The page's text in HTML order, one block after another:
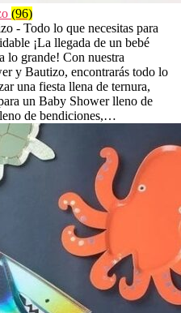
(96)
- Todo lo que necesitas para
¡La llegada de un bebé
lo grande! Con nuestra
y Bautizo, encontrarás todo lo
una fiesta llena de ternura,
un Baby Shower lleno de
de bendiciones,…